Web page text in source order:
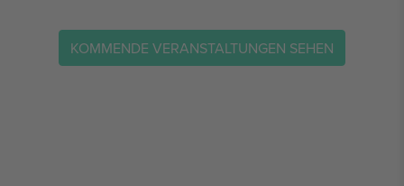
KOMMENDE VERANSTALTUNGEN SEHEN